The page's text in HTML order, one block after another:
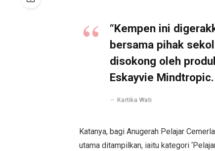
“Kempen ini
bersama pihak
disokong oleh
Eskayvie Mindtropic.
Kartika Wati
Katanya, bagi Anugerah Pelajar
utama ditampilkan, iaitu kategori